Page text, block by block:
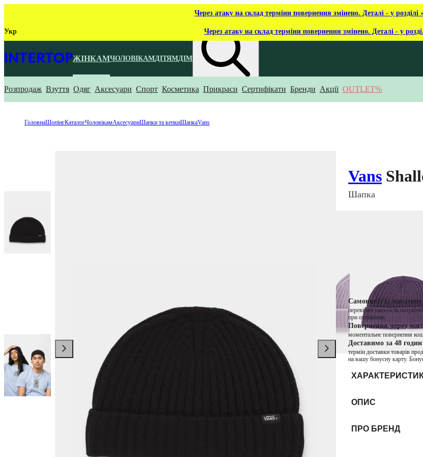
Через атаку на склад терміни повернення змінено. Деталі - у розділі
Укр Через атаку на склад терміни повернення змінено. Деталі - у
ЖІНКАМЧОЛОВІКАМДІТЯМДІМ
Що ти шукаєш?
Розпродаж Взуття Одяг Аксесуари Спорт Косметика Прикраси Сертифікати Бренди Акції OUTLET%
ГоловнаШопінгКаталогЧоловікамАксесуариШапки та кепкиШапкаVans
Vans
Шапка
Самовивіз із магазину
перевіряй наявність
при отриманні
Повернення через
моментальне повернення
Доставимо за 48 годин
термін доставки товарів
на вашу бонусну карту.
ОПИС
ПРО БРЕНД